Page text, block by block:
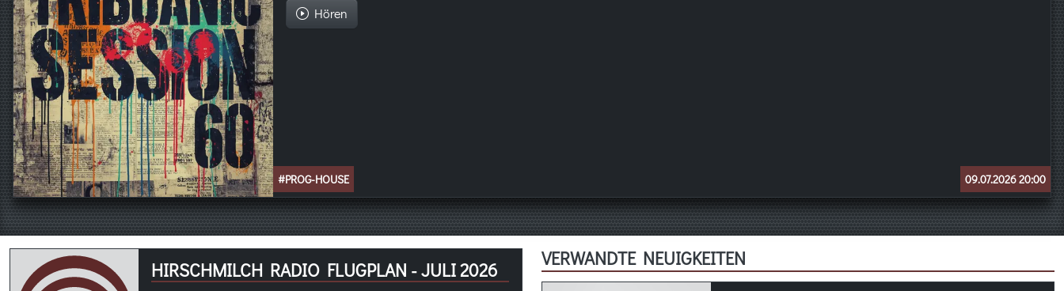
Hören
#PROG-HOUSE 09.07.2026 20:00
HIRSCHMILCH RADIO FLUGPLAN - JULI 2026
VERWANDTE NEUIGKEITEN